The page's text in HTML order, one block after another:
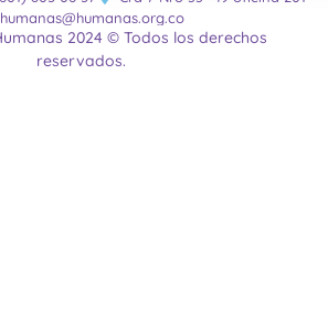
humanas@humanas.org.co
2024 © Todos los derechos
reservados.